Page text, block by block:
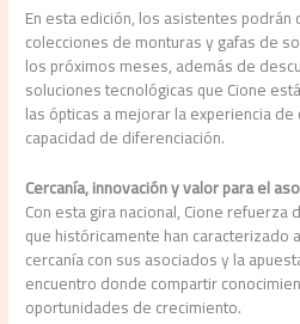
En esta edición, los asistentes podrán
colecciones de monturas y gafas de
los próximos meses, además de
soluciones tecnológicas que Cione
las ópticas a mejorar la experiencia
capacidad de diferenciación.
Cercanía, innovación y valor para el
Con esta gira nacional, Cione
que históricamente han caracterizado
cercanía con sus asociados y la
encuentro donde compartir
oportunidades de crecimiento.